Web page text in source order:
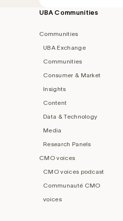
Footer
UBA Communities
Communities
UBA Exchange
Communities
Consumer & Market
Insights
Content
Data & Technology
Media
Research Panels
CMO voices
CMO voices podcast
Communauté CMO
voices